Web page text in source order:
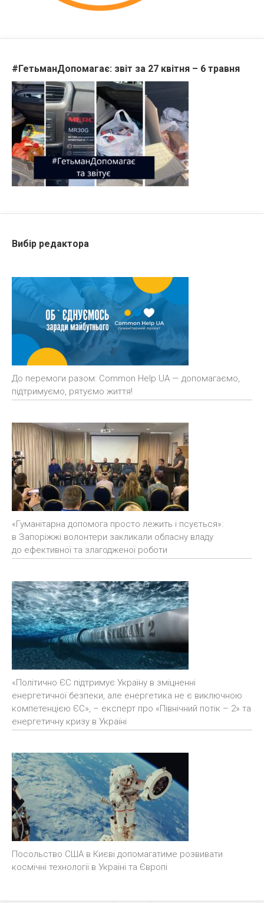
#ГетьманДопомагає: звіт за 27 квітня – 6 травня
Вибір редактора
До перемоги разом: Common Help UA — допомагаємо,
підтримуємо, рятуємо життя!
«Гуманітарна допомога просто лежить і псується»:
в Запоріжжі волонтери закликали обласну владу
до ефективної та злагодженої роботи
«Політично ЄС підтримує Україну в зміцненні
енергетичної безпеки, але енергетика не є виключною
компетенцією ЄС», – експерт про «Північний потік – 2» та
енергетичну кризу в Україні
Посольство США в Києві допомагатиме розвивати
космічні технології в Україні та Європі